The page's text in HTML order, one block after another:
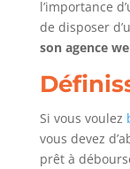
l’importance
de disposer
son agence
Si vous voulez
vous devez
prêt à